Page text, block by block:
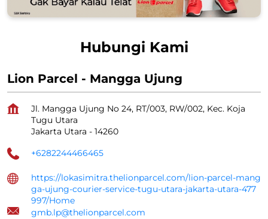
Hubungi Kami
Lion Parcel - Mangga Ujung
Jl. Mangga Ujung No 24, RT/003, RW/002, Kec. Koja
Tugu Utara
Jakarta Utara - 14260
+6282244466465
https://lokasimitra.thelionparcel.com/lion-parcel-mang
ga-ujung-courier-service-tugu-utara-jakarta-utara-477
997/Home
gmb.lp@thelionparcel.com